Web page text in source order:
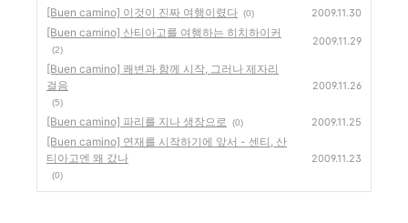
[Buen camino] 이것이 진짜 여행이렸다 (0) 2009.11.30
[Buen camino] 산티아고를 여행하는 히치하이커
(2)
2009.11.29
[Buen camino] 쾌변과 함께 시작, 그러나 제자리
걸음
(5)
2009.11.26
[Buen camino] 파리를 지나 생장으로 (0) 2009.11.25
[Buen camino] 연재를 시작하기에 앞서 - 센티, 산
티아고엔 왜 갔나
(0)
2009.11.23